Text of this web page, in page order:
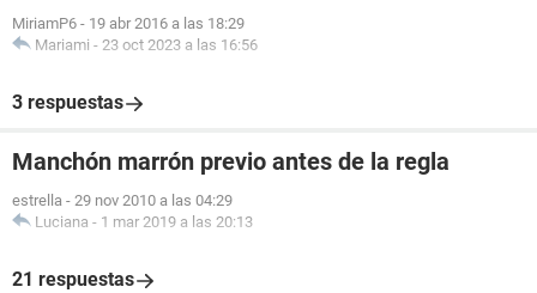
MiriamP6 - 19 abr 2016 a las 18:29
Mariami - 23 oct 2023 a las 16:56
3 respuestas
Manchón marrón previo antes de la regla
estrella - 29 nov 2010 a las 04:29
Luciana - 1 mar 2019 a las 20:13
21 respuestas